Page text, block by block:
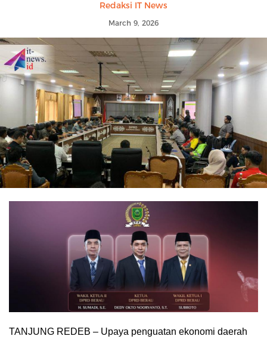
Redaksi IT News
March 9, 2026
TANJUNG REDEB – Upaya penguatan ekonomi daerah